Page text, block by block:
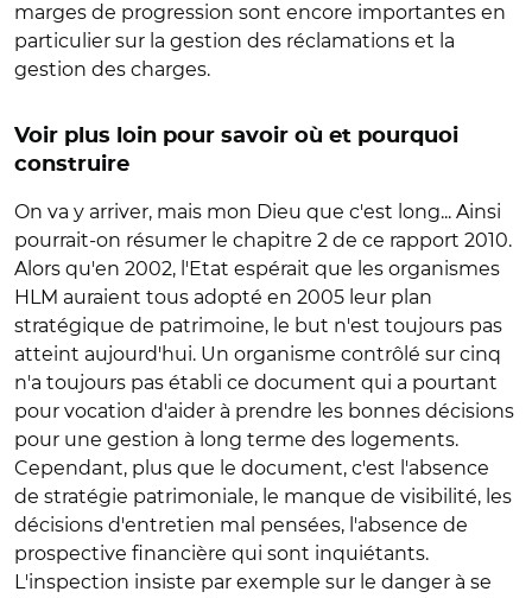
marges de progression sont encore importantes en
particulier sur la gestion des réclamations et la
gestion des charges.
Voir plus loin pour savoir où et pourquoi
construire
On va y arriver, mais mon Dieu que c'est long... Ainsi
pourrait-on résumer le chapitre 2 de ce rapport 2010.
Alors qu'en 2002, l'Etat espérait que les organismes
HLM auraient tous adopté en 2005 leur plan
stratégique de patrimoine, le but n'est toujours pas
atteint aujourd'hui. Un organisme contrôlé sur cinq
n'a toujours pas établi ce document qui a pourtant
pour vocation d'aider à prendre les bonnes décisions
pour une gestion à long terme des logements.
Cependant, plus que le document, c'est l'absence
de stratégie patrimoniale, le manque de visibilité, les
décisions d'entretien mal pensées, l'absence de
prospective financière qui sont inquiétants.
L'inspection insiste par exemple sur le danger à se